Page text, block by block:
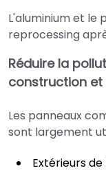
L'aluminium et le
reprocessing
Réduire la
construction
Les panneaux
sont largement
Extérieurs